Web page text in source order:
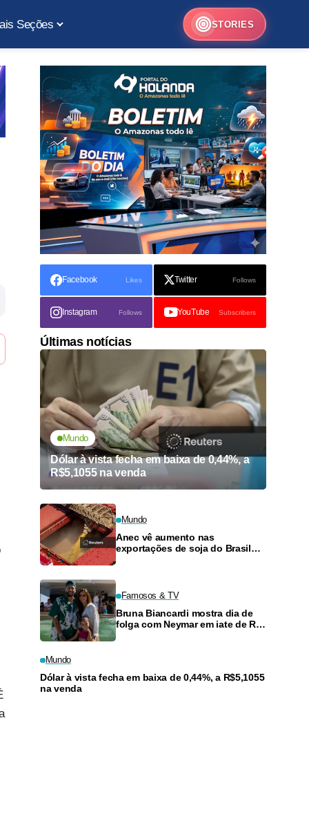
Seções STORIES
Facebook Likes Twitter Follows
Instagram Follows YouTube Subscribers
Últimas notícias
Mundo
Dólar à vista fecha em baixa de 0,44%, a
R$5,1055 na venda
Mundo
Anec vê aumento nas
exportações de soja do Brasil
Famosos & TV
Bruna Biancardi mostra dia de
folga com Neymar em iate de R$
Mundo
Dólar à vista fecha em baixa de 0,44%, a R$5,1055
na venda